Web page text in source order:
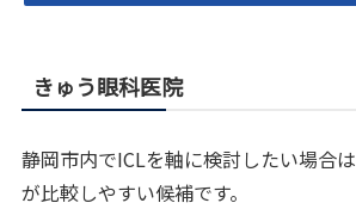
きゅう眼科医院
静岡市内でICLを軸に検討したい場合
が比較しやすい候補です。